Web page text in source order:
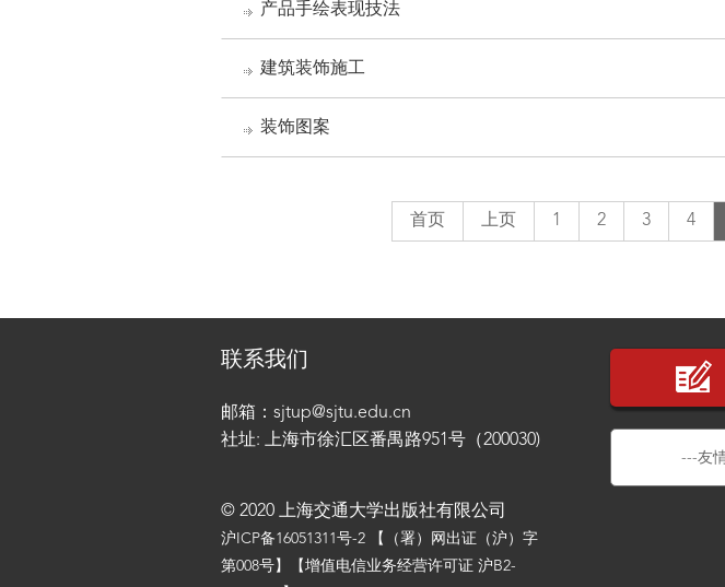
产品手绘表现技法
建筑装饰施工
装饰图案
首页 上页 1 2 3 4
联系我们
邮箱：sjtup@sjtu.edu.cn
社址: 上海市徐汇区番禺路951号（200030)
© 2020 上海交通大学出版社有限公司
沪ICP备16051311号-2 【（署）网出证（沪）字
第008号】【增值电信业务经营许可证 沪B2-